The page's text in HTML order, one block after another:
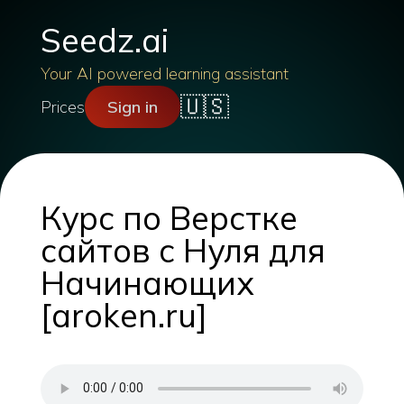
Seedz.ai
Your AI powered learning assistant
Prices
Sign in 🇺🇸
Курс по Верстке
сайтов с Нуля для
Начинающих
[aroken.ru]